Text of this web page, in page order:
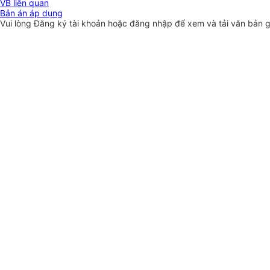
VB liên quan
Bản án áp dụng
Vui lòngĐăng ký tài khoản hoặc đăng nhập để xem và tải văn bản